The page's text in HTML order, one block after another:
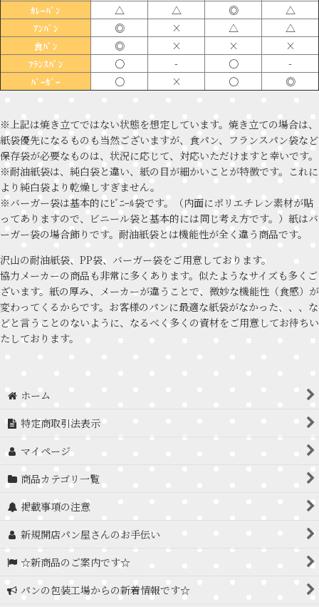
ｶﾚｰﾊﾟﾝ △ △ ◎ △
ｱﾝﾊﾟﾝ ◎ × △ △
食ﾊﾟﾝ ◎ × × ×
ﾌﾗﾝｽﾊﾟﾝ 〇 - 〇 -
ﾊﾞｰｶﾞｰ 〇 × 〇 ◎
※上記は焼き立てではない状態を想定しています。焼き立ての場合は、
紙袋優先になるものも当然ございますが、食パン、フランスパン袋など
保存袋が必要なものは、状況に応じて、対応いただけますと幸いです。
※耐油紙袋は、純白袋と違い、紙の目が細かいことが特徴です。これに
より純白袋より乾燥しすぎません。
※バーガー袋は基本的にﾋﾞﾆｰﾙ袋です。（内面にポリエチレン素材が貼
ってありますので、ビニール袋と基本的には同じ考え方です。）紙はバ
ーガー袋の場合飾りです。耐油紙袋とは機能性が全く違う商品です。
沢山の耐油紙袋、PP袋、バーガー袋をご用意しております。
協力メーカーの商品も非常に多くあります。似たようなサイズも多くご
ざいます。紙の厚み、メーカーが違うことで、微妙な機能性（食感）が
変わってくるからです。お客様のパンに最適な紙袋がなかった、、、な
どと言うことのないように、なるべく多くの資材をご用意してお待ちい
たしております。
ホーム
特定商取引法表示
マイページ
商品カテゴリ一覧
掲載事項の注意
新規開店パン屋さんのお手伝い
☆新商品のご案内です☆
パンの包装工場からの新着情報です☆